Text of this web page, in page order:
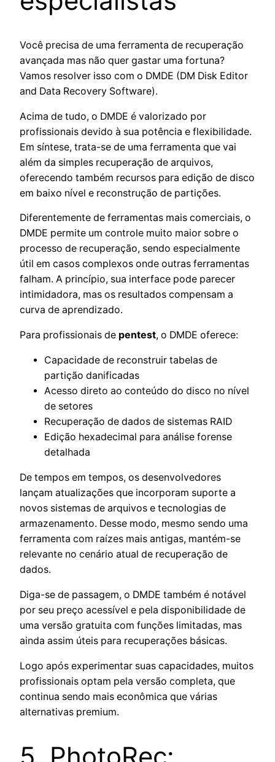
Você precisa de uma ferramenta de recuperação
avançada mas não quer gastar uma fortuna?
Vamos resolver isso com o DMDE (DM Disk Editor
and Data Recovery Software).
Acima de tudo, o DMDE é valorizado por
profissionais devido à sua potência e flexibilidade.
Em síntese, trata-se de uma ferramenta que vai
além da simples recuperação de arquivos,
oferecendo também recursos para edição de disco
em baixo nível e reconstrução de partições.
Diferentemente de ferramentas mais comerciais, o
DMDE permite um controle muito maior sobre o
processo de recuperação, sendo especialmente
útil em casos complexos onde outras ferramentas
falham. A princípio, sua interface pode parecer
intimidadora, mas os resultados compensam a
curva de aprendizado.
Para profissionais de pentest, o DMDE oferece:
Capacidade de reconstruir tabelas de
partição danificadas
Acesso direto ao conteúdo do disco no nível
de setores
Recuperação de dados de sistemas RAID
Edição hexadecimal para análise forense
detalhada
De tempos em tempos, os desenvolvedores
lançam atualizações que incorporam suporte a
novos sistemas de arquivos e tecnologias de
armazenamento. Desse modo, mesmo sendo uma
ferramenta com raízes mais antigas, mantém-se
relevante no cenário atual de recuperação de
dados.
Diga-se de passagem, o DMDE também é notável
por seu preço acessível e pela disponibilidade de
uma versão gratuita com funções limitadas, mas
ainda assim úteis para recuperações básicas.
Logo após experimentar suas capacidades, muitos
profissionais optam pela versão completa, que
continua sendo mais econômica que várias
alternativas premium.